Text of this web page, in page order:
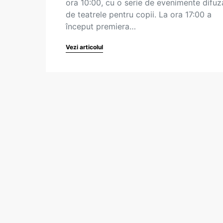
ora 10:00, cu o serie de evenimente
de teatrele pentru copii. La ora 17:00 a
început premiera…
Vezi articolul